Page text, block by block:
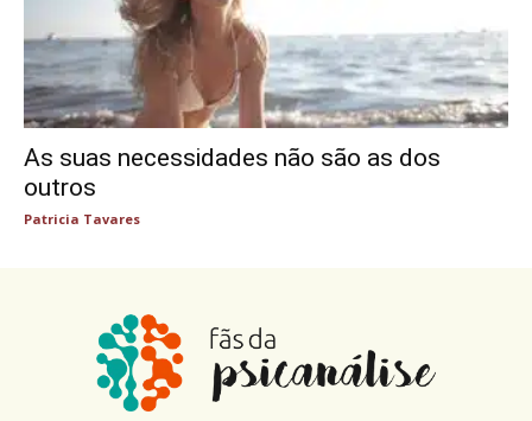
As suas necessidades não são as dos
outros
Patricia Tavares